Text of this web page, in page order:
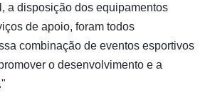
a disposição dos equipamentos
de apoio, foram todos
combinação de eventos esportivos
o desenvolvimento e a